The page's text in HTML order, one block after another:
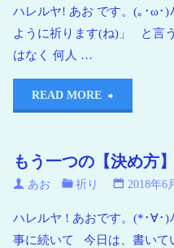
ハレルヤ! あお です。(｡･
ように祈ります(ね)」 と
はなく 何人 …
READ MORE
もう一つの【決め方】
あお 祈り 2018年6
ハレルヤ ! あおです。(*･∀
事に続いて 今日は、書い